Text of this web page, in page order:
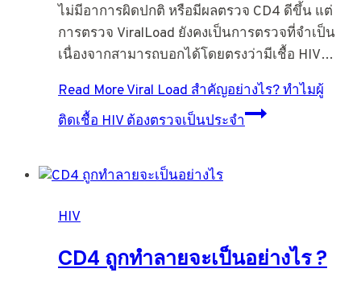
ไม่มีอาการผิดปกติ หรือมีผลตรวจ CD4 ดีขึ้น แต่
การตรวจ ViralLoad ยังคงเป็นการตรวจที่จำเป็น
เนื่องจากสามารถบอกได้โดยตรงว่ามีเชื้อ HIV…
Read MoreViral Load สำคัญอย่างไร? ทำไมผู้
ติดเชื้อ HIV ต้องตรวจเป็นประจำ
HIV
CD4 ถูกทำลายจะเป็นอย่างไร ?